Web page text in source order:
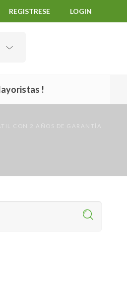
REGISTRESE LOGIN
!
CON 2 AÑOS DE GARANTÍA